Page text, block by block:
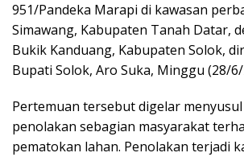
951/Pandeka Marapi di kawasan
Simawang, Kabupaten Tanah Datar,
Bukik Kanduang, Kabupaten Solok,
Bupati Solok, Aro Suka, Minggu (28/6/
Pertemuan tersebut digelar
penolakan sebagian masyarakat
pematokan lahan. Penolakan terjadi